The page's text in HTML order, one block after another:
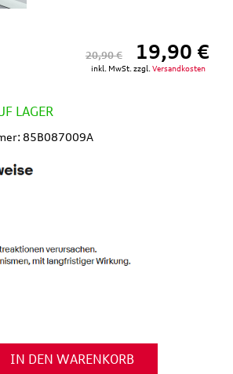
20,90 € 19,90 €
inkl. MwSt. zzgl. Versandkosten
LAGER
85B087009A
IN DEN WARENKORB